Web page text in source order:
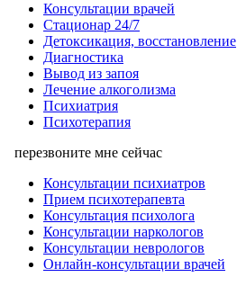
Консультации врачей
Стационар 24/7
Детоксикация, восстановление
Диагностика
Вывод из запоя
Лечение алкоголизма
Психиатрия
Психотерапия
перезвоните мне сейчас
Консультации психиатров
Прием психотерапевта
Консультация психолога
Консультации наркологов
Консультации неврологов
Онлайн-консультации врачей